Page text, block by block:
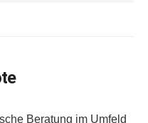
Beratung im Umfeld